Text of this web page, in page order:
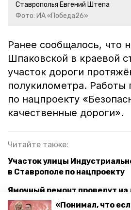
«Понимал, что
Ставрополья Евгений Штепа
Фото: ИА «Победа26»
Ранее сообщалось, что
Шпаковской в краевой
участок дороги
полукилометра. Работы
по нацпроекту
качественные дороги».
Читайте также:
Участок улицы
в Ставрополе по нацпроекту
Ямочный ремонт проведут на
Ставрополья до 1 мая